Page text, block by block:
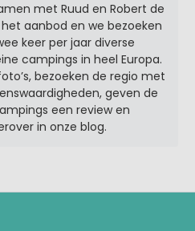
met Ruud en Robert de
aanbod en we bezoeken
keer per jaar diverse
campings in heel Europa.
bezoeken de regio met
geven de
een review en
in onze blog.